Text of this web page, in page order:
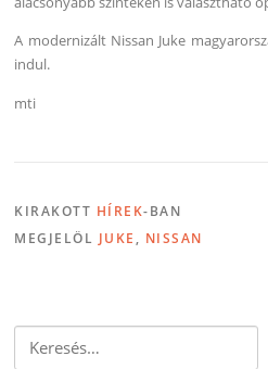
A modernizált Nissan Juke
indul.
mti
KIRAKOTT HÍREK-BAN
MEGJELÖL JUKE , NISSAN
Keresés: